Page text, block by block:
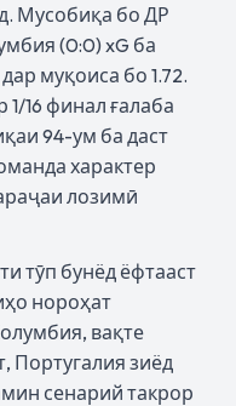
Мусобиқа бо ДР
(0:0) xG ба
муқоиса бо 1.72.
16 финал ғалаба
94-ум ба даст
характер
лозимӣ
тӯп бунёд ёфтааст
нороҳат
вақте
Португалия зиёд
сенарий такрор